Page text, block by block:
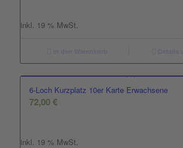
inkl. 19 % MwSt.
6-Loch Kurzplatz 10er Karte Erwachsene
72,00€
inkl. 19 % MwSt.